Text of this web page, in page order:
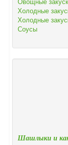
Холодные
Холодные
Соусы
Шашлыки и